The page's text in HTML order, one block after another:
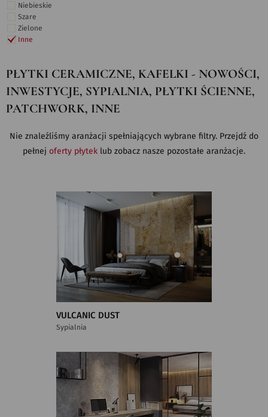
Niebieskie
Szare
Zielone
Inne
PŁYTKI CERAMICZNE, KAFELKI - NOWOŚCI,
INWESTYCJE, SYPIALNIA, PŁYTKI ŚCIENNE,
PATCHWORK, INNE
Nie znaleźliśmy aranżacji spełniających wybrane filtry. Przejdź do
pełnej oferty płytek lub zobacz nasze pozostałe aranżacje.
VULCANIC DUST
Sypialnia